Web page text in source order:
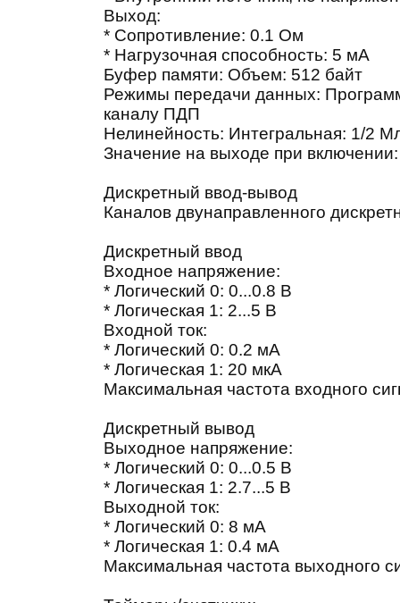
Выход:
* Сопротивление: 0.1 Ом
* Нагрузочная способность: 5 мА
Буфер памяти: Объем: 512 байт
Режимы передачи данных:
каналу ПДП
Нелинейность: Интегральная: 1/2
Значение на выходе при
Дискретный ввод-вывод
Каналов двунаправленного
Дискретный ввод
Входное напряжение:
* Логический 0: 0...0.8 В
* Логическая 1: 2...5 В
Входной ток:
* Логический 0: 0.2 мА
* Логическая 1: 20 мкА
Максимальная частота входного
Дискретный вывод
Выходное напряжение:
* Логический 0: 0...0.5 В
* Логическая 1: 2.7...5 В
Выходной ток:
* Логический 0: 8 мА
* Логическая 1: 0.4 мА
Максимальная частота выходного